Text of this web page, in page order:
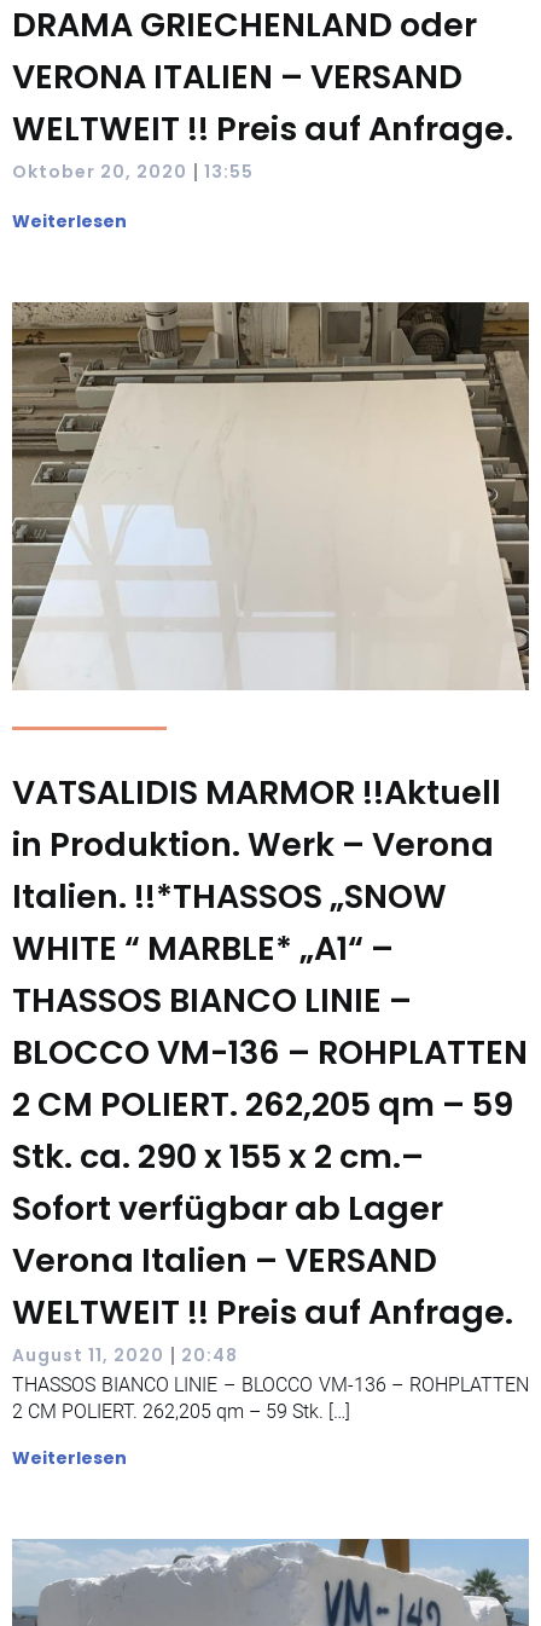
DRAMA GRIECHENLAND oder
VERONA ITALIEN – VERSAND
WELTWEIT !! Preis auf Anfrage.
Oktober 20, 2020 | 13:55
Weiterlesen
VATSALIDIS MARMOR !!Aktuell
in Produktion. Werk – Verona
Italien. !!*THASSOS „SNOW
WHITE “ MARBLE* „A1“ –
THASSOS BIANCO LINIE –
BLOCCO VM-136 – ROHPLATTEN
2 CM POLIERT. 262,205 qm – 59
Stk. ca. 290 x 155 x 2 cm.–
Sofort verfügbar ab Lager
Verona Italien – VERSAND
WELTWEIT !! Preis auf Anfrage.
August 11, 2020 | 20:48
THASSOS BIANCO LINIE – BLOCCO VM-136 – ROHPLATTEN
2 CM POLIERT. 262,205 qm – 59 Stk. […]
Weiterlesen